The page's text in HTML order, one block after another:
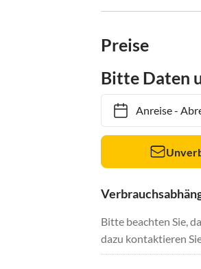
Preise
Bitte Daten
Anreise-
Bitte beachten Sie,
dazu kontaktieren